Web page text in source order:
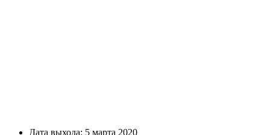
Дата выхода: 5 марта 2020